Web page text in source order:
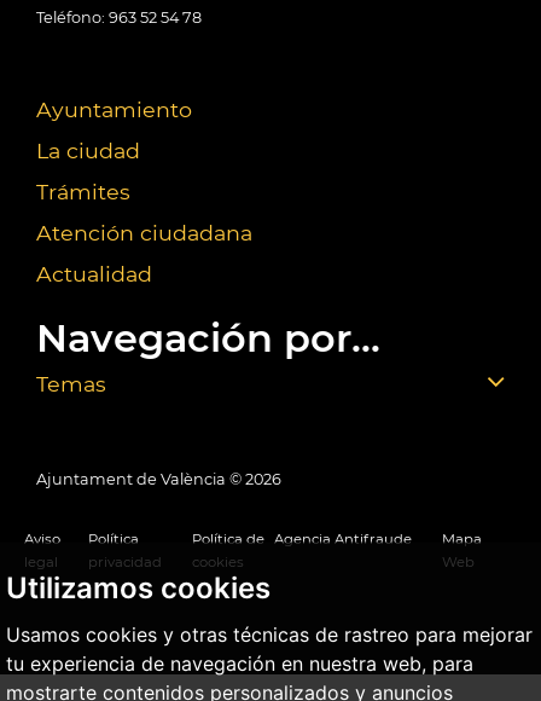
Utilizamos cookies
Usamos cookies y otras técnicas de rastreo para mejorar
tu experiencia de navegación en nuestra web, para
mostrarte contenidos personalizados y anuncios
Teléfono: 963 52 54 78
Ayuntamiento
La ciudad
Trámites
Atención ciudadana
Actualidad
Navegación por...
Temas
Ajuntament de València © 2026
Aviso
legal
Política
privacidad
Política de
cookies
Agencia Antifraude
Mapa
Web